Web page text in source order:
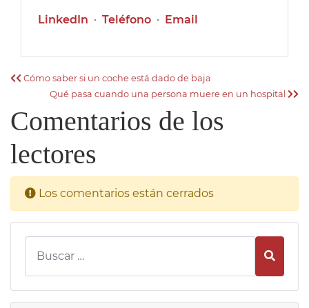
LinkedIn · Teléfono · Email
Cómo saber si un coche está dado de baja
Qué pasa cuando una persona muere en un hospital
Comentarios de los
lectores
Los comentarios están cerrados